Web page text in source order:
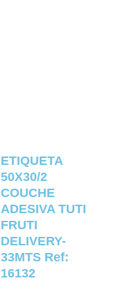
ETIQUETA
50X30/2
COUCHE
ADESIVA TUTI
FRUTI
DELIVERY-
33MTS Ref:
16132